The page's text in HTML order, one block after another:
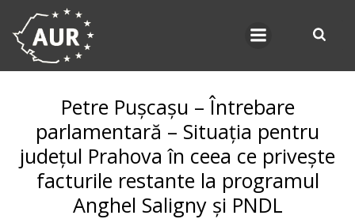
Petre Pușcașu – Întrebare
parlamentară – Situația pentru
județul Prahova în ceea ce privește
facturile restante la programul
Anghel Saligny și PNDL